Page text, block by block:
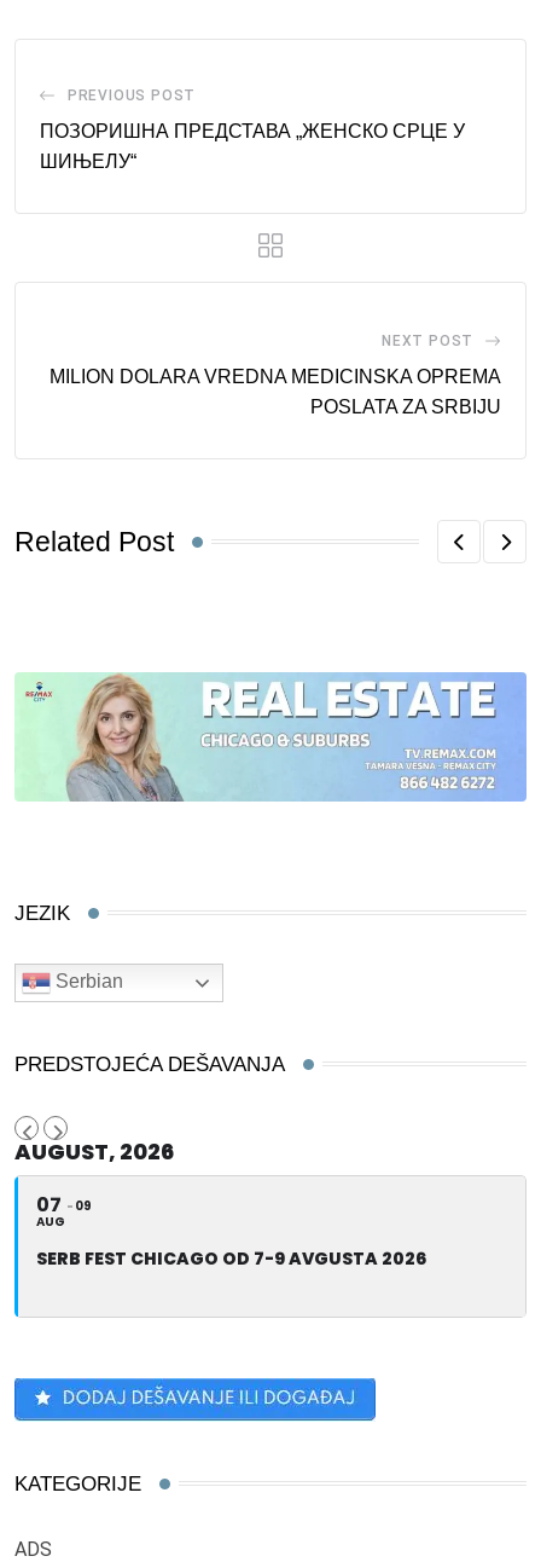
PREVIOUS POST
ПОЗОРИШНА ПРЕДСТАВА „ЖЕНСКО СРЦЕ У
ШИЊЕЛУ“
NEXT POST
MILION DOLARA VREDNA MEDICINSKA OPREMA
POSLATA ZA SRBIJU
Related Post
JEZIK
Serbian
PREDSTOJEĆA DEŠAVANJA
AUGUST, 2026
07
AUG
09
SERB FEST CHICAGO OD 7-9 AVGUSTA 2026
KATEGORIJE
ADS